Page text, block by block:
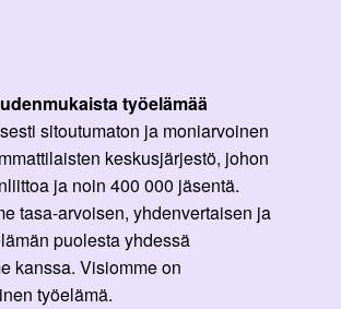
työelämää
sitoutumaton ja moniarvoinen
keskusjärjestö, johon
ja noin 400 000 jäsentä.
tasa-arvoisen, yhdenvertaisen ja
puolesta yhdessä
kanssa. Visiomme on
työelämä.